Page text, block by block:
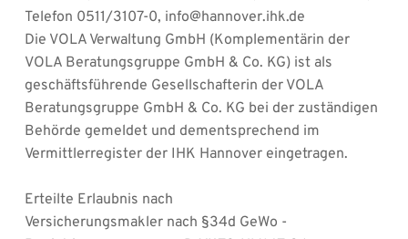
Telefon 0511/3107-0, info@hannover.ihk.de
Die VOLA Verwaltung GmbH (Komplementärin der
VOLA Beratungsgruppe GmbH & Co. KG) ist als
geschäftsführende Gesellschafterin der VOLA
Beratungsgruppe GmbH & Co. KG bei der zuständigen
Behörde gemeldet und dementsprechend im
Vermittlerregister der IHK Hannover eingetragen.
Erteilte Erlaubnis nach
Versicherungsmakler nach §34d GeWo -